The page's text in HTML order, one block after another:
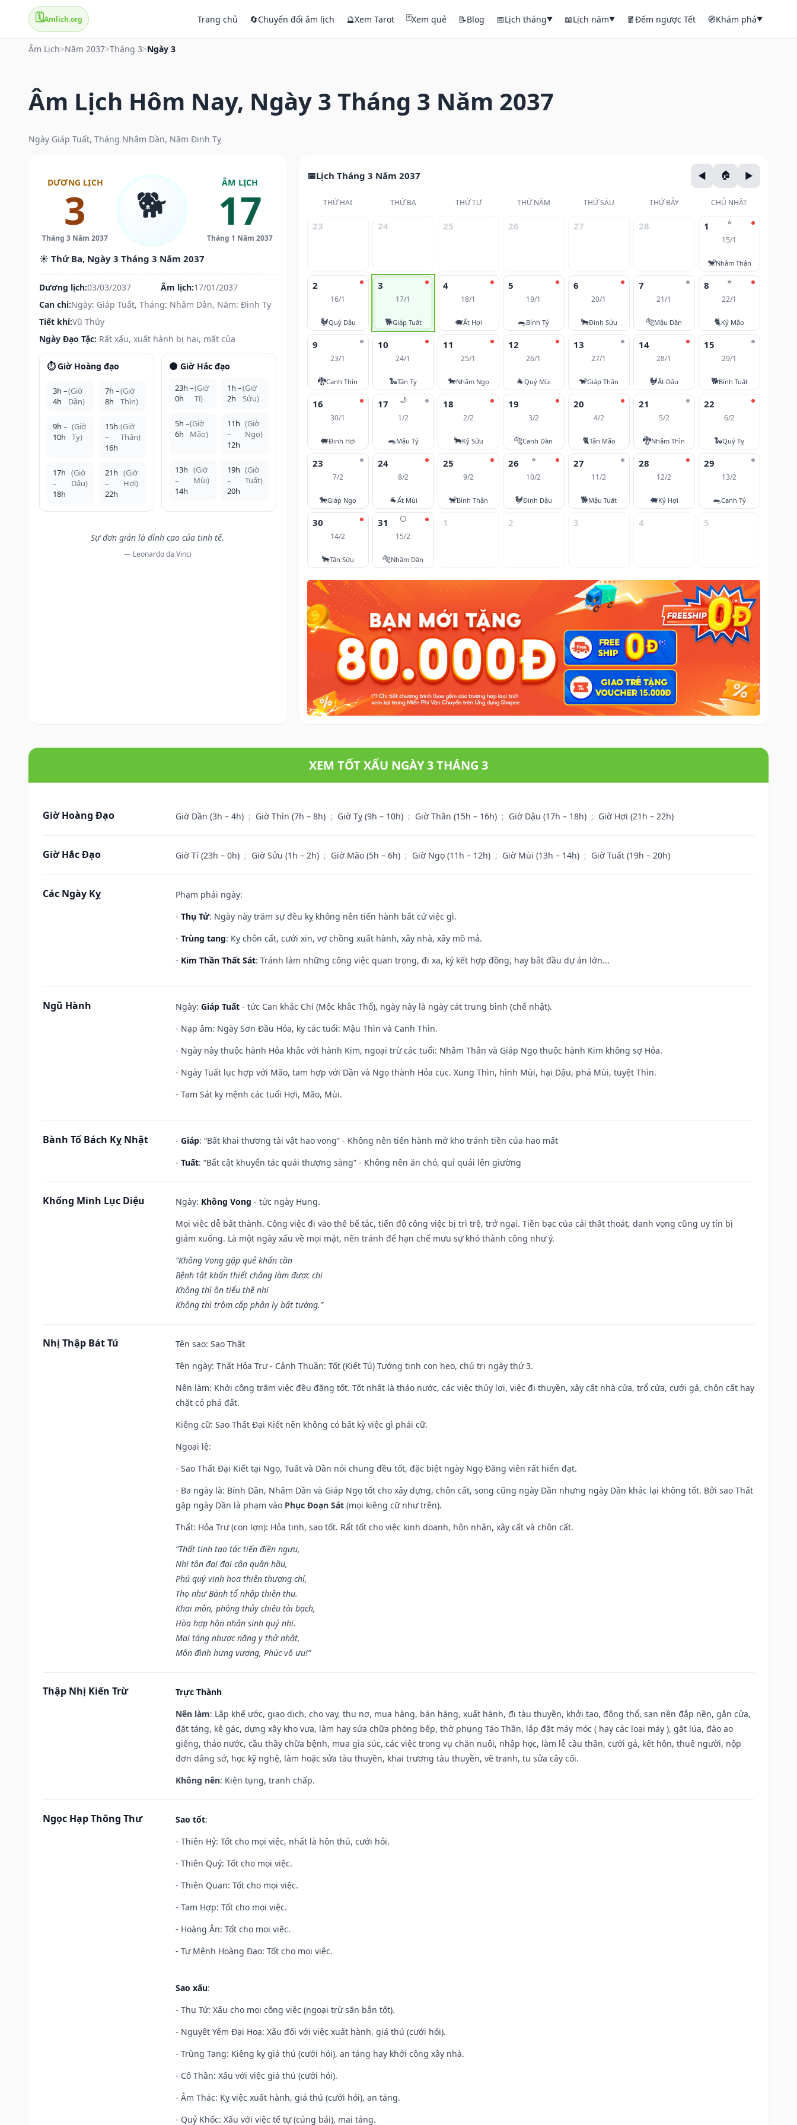
🗓️Amlich.org Trang chủ 🔄Chuyển đổi âm lịch 🔮Xem Tarot 🃏Xem quẻ 📝Blog 📅Lịch tháng▼ 📖Lịch năm▼ 🧧Đếm ngược Tết 🧭Khám phá▼
Âm Lịch>Năm 2037>Tháng 3>Ngày 3
Âm Lịch Hôm Nay, Ngày 3 Tháng 3 Năm 2037
Ngày Giáp Tuất, Tháng Nhâm Dần, Năm Đinh Tỵ
DƯƠNG LỊCH
3
Tháng 3 Năm 2037
🐕 ÂM LỊCH
17
Tháng 1 Năm 2037
☀️ Thứ Ba, Ngày 3 Tháng 3 Năm 2037
Dương lịch:03/03/2037 Âm lịch:17/01/2037
Can chi:Ngày: Giáp Tuất, Tháng: Nhâm Dần, Năm: Đinh Tỵ
Tiết khí:Vũ Thủy
Ngày Đạo Tặc: Rất xấu, xuất hành bị hại, mất của
⏱️ Giờ Hoàng đạo
3h –
4h
(Giờ
Dần)
7h –
8h
(Giờ
Thìn)
9h –
10h
(Giờ
Tỵ)
15h
–
16h
(Giờ
Thân)
17h
–
18h
(Giờ
Dậu)
21h
–
22h
(Giờ
Hợi)
🌑 Giờ Hắc đạo
23h –
0h
(Giờ
Tí)
1h –
2h
(Giờ
Sửu)
5h –
6h
(Giờ
Mão)
11h
–
12h
(Giờ
Ngọ)
13h
–
14h
(Giờ
Mùi)
19h
–
20h
(Giờ
Tuất)
Sự đơn giản là đỉnh cao của tinh tế.
— Leonardo da Vinci
Lịch Tháng 3 Năm 2037
THỨ HAI THỨ BA THỨ TƯ THỨ NĂM THỨ SÁU THỨ BẢY CHỦ NHẬT
23 24 25 26 27 28 ⭐
1
15/1
🐒Nhâm Thân
2
16/1
🐓Quý Dậu
3
17/1
🐕Giáp Tuất
4
18/1
🐖Ất Hợi
5
19/1
🐀Bính Tý
6
20/1
🐂Đinh Sửu
7
21/1
🐅Mậu Dần
⭐
8
22/1
🐈Kỷ Mão
9
23/1
🐉Canh Thìn
10
24/1
🐍Tân Tỵ
11
25/1
🐎Nhâm Ngọ
12
26/1
🐐Quý Mùi
13
27/1
🐒Giáp Thân
14
28/1
🐓Ất Dậu
15
29/1
🐕Bính Tuất
16
30/1
🐖Đinh Hợi
🌙
17
1/2
🐀Mậu Tý
18
2/2
🐂Kỷ Sửu
19
3/2
🐅Canh Dần
20
4/2
🐈Tân Mão
21
5/2
🐉Nhâm Thìn
22
6/2
🐍Quý Tỵ
23
7/2
🐎Giáp Ngọ
24
8/2
🐐Ất Mùi
25
9/2
🐒Bính Thân
⭐
26
10/2
🐓Đinh Dậu
27
11/2
🐕Mậu Tuất
28
12/2
🐖Kỷ Hợi
29
13/2
🐀Canh Tý
30
14/2
🐂Tân Sửu
🌕
31
15/2
🐅Nhâm Dần
1 2 3 4 5
XEM TỐT XẤU NGÀY 3 THÁNG 3
Giờ Hoàng Đạo Giờ Dần (3h – 4h) ; Giờ Thìn (7h – 8h) ; Giờ Tỵ (9h – 10h) ; Giờ Thân (15h – 16h) ; Giờ Dậu (17h – 18h) ; Giờ Hợi (21h – 22h)
Giờ Hắc Đạo Giờ Tí (23h – 0h) ; Giờ Sửu (1h – 2h) ; Giờ Mão (5h – 6h) ; Giờ Ngọ (11h – 12h) ; Giờ Mùi (13h – 14h) ; Giờ Tuất (19h – 20h)
Các Ngày Kỵ
Phạm phải ngày:
- Thụ Tử: Ngày này trăm sự đều kỵ không nên tiến hành bất cứ việc gì.
- Trùng tang: Kỵ chôn cất, cưới xin, vợ chồng xuất hành, xây nhà, xây mồ mả.
- Kim Thần Thất Sát: Tránh làm những công việc quan trọng, đi xa, ký kết hợp đồng, hay bắt đầu dự án lớn...
Ngũ Hành Ngày: Giáp Tuất - tức Can khắc Chi (Mộc khắc Thổ), ngày này là ngày cát trung bình (chế nhật).
- Nạp âm: Ngày Sơn Đầu Hỏa, kỵ các tuổi: Mậu Thìn và Canh Thìn.
- Ngày này thuộc hành Hỏa khắc với hành Kim, ngoại trừ các tuổi: Nhâm Thân và Giáp Ngọ thuộc hành Kim không sợ Hỏa.
- Ngày Tuất lục hợp với Mão, tam hợp với Dần và Ngọ thành Hỏa cục. Xung Thìn, hình Mùi, hại Dậu, phá Mùi, tuyệt Thìn.
- Tam Sát kỵ mệnh các tuổi Hợi, Mão, Mùi.
Bành Tổ Bách Kỵ Nhật - Giáp: “Bất khai thương tài vật hao vong” - Không nên tiến hành mở kho tránh tiền của hao mất
- Tuất: “Bất cật khuyển tác quái thượng sàng” - Không nên ăn chó, quỉ quái lên giường
Khổng Minh Lục Diệu Ngày: Không Vong - tức ngày Hung.
Mọi việc dễ bất thành. Công việc đi vào thế bế tắc, tiến độ công việc bị trì trệ, trở ngại. Tiền bạc của cải thất thoát, danh vọng cũng uy tín bị
giảm xuống. Là một ngày xấu về mọi mặt, nên tránh để hạn chế mưu sự khó thành công như ý.
“Không Vong gặp quẻ khẩn cần
Bệnh tật khẩn thiết chẳng làm được chi
Không thì ôn tiểu thê nhi
Không thì trộm cắp phân ly bất tường.”
Nhị Thập Bát Tú Tên sao: Sao Thất
Tên ngày: Thất Hỏa Trư - Cảnh Thuần: Tốt (Kiết Tú) Tướng tinh con heo, chủ trị ngày thứ 3.
Nên làm: Khởi công trăm việc đều đặng tốt. Tốt nhất là tháo nước, các việc thủy lợi, việc đi thuyền, xây cất nhà cửa, trổ cửa, cưới gả, chôn cất hay
chặt cỏ phá đất.
Kiêng cữ: Sao Thất Đại Kiết nên không có bất kỳ việc gì phải cữ.
Ngoại lệ:
- Sao Thất Đại Kiết tại Ngọ, Tuất và Dần nói chung đều tốt, đặc biệt ngày Ngọ Đăng viên rất hiển đạt.
- Ba ngày là: Bính Dần, Nhâm Dần và Giáp Ngọ tốt cho xây dựng, chôn cất, song cũng ngày Dần nhưng ngày Dần khác lại không tốt. Bởi sao Thất
gặp ngày Dần là phạm vào Phục Đoạn Sát (mọi kiêng cữ như trên).
Thất: Hỏa Trư (con lợn): Hỏa tinh, sao tốt. Rất tốt cho việc kinh doanh, hôn nhân, xây cất và chôn cất.
“Thất tinh tạo tác tiến điền ngưu,
Nhi tôn đại đại cận quân hầu,
Phú quý vinh hoa thiên thượng chỉ,
Thọ như Bành tổ nhập thiên thu.
Khai môn, phóng thủy chiêu tài bạch,
Hòa hợp hôn nhân sinh quý nhi.
Mai táng nhược năng y thử nhật,
Môn đình hưng vượng, Phúc vô ưu!”
Thập Nhị Kiến Trừ
Trực Thành
Nên làm: Lập khế ước, giao dịch, cho vay, thu nợ, mua hàng, bán hàng, xuất hành, đi tàu thuyền, khởi tạo, động thổ, san nền đắp nền, gắn cửa,
đặt táng, kê gác, dựng xây kho vựa, làm hay sửa chữa phòng bếp, thờ phụng Táo Thần, lắp đặt máy móc ( hay các loại máy ), gặt lúa, đào ao
giếng, tháo nước, cầu thầy chữa bệnh, mua gia súc, các việc trong vụ chăn nuôi, nhập học, làm lễ cầu thân, cưới gả, kết hôn, thuê người, nộp
đơn dâng sớ, học kỹ nghệ, làm hoặc sửa tàu thuyền, khai trương tàu thuyền, vẽ tranh, tu sửa cây cối.
Không nên: Kiện tụng, tranh chấp.
Ngọc Hạp Thông Thư Sao tốt:
- Thiên Hỷ: Tốt cho mọi việc, nhất là hôn thú, cưới hỏi.
- Thiên Quý: Tốt cho mọi việc.
- Thiên Quan: Tốt cho mọi việc.
- Tam Hợp: Tốt cho mọi việc.
- Hoàng Ân: Tốt cho mọi việc.
- Tư Mệnh Hoàng Đạo: Tốt cho mọi việc.
Sao xấu:
- Thụ Tử: Xấu cho mọi công việc (ngoại trừ săn bắn tốt).
- Nguyệt Yếm Đại Hoạ: Xấu đối với việc xuất hành, giá thú (cưới hỏi).
- Trùng Tang: Kiêng kỵ giá thú (cưới hỏi), an táng hay khởi công xây nhà.
- Cô Thần: Xấu với việc giá thú (cưới hỏi).
- Âm Thác: Kỵ việc xuất hành, giá thú (cưới hỏi), an táng.
- Quỷ Khốc: Xấu với việc tế tự (cúng bái), mai táng.